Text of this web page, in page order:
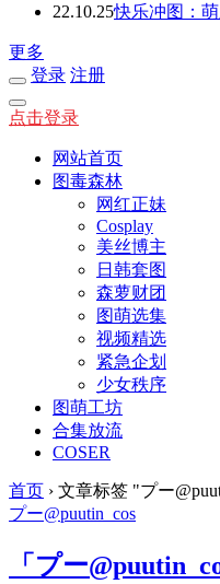
22.10.25快乐冲图：
更多
登录 注册
点击登录
网站首页
图毒森林
网红正妹
Cosplay
美丝博主
日韩套图
森萝财团
图萌选集
视频精选
紧急企划
少女秩序
图萌工坊
合集放流
COSER
首页 › 文章标签 "プー
プー@puutin_cos
「プー